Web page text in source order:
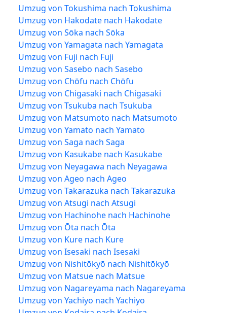
Umzug von Tokushima nach Tokushima
Umzug von Hakodate nach Hakodate
Umzug von Sōka nach Sōka
Umzug von Yamagata nach Yamagata
Umzug von Fuji nach Fuji
Umzug von Sasebo nach Sasebo
Umzug von Chōfu nach Chōfu
Umzug von Chigasaki nach Chigasaki
Umzug von Tsukuba nach Tsukuba
Umzug von Matsumoto nach Matsumoto
Umzug von Yamato nach Yamato
Umzug von Saga nach Saga
Umzug von Kasukabe nach Kasukabe
Umzug von Neyagawa nach Neyagawa
Umzug von Ageo nach Ageo
Umzug von Takarazuka nach Takarazuka
Umzug von Atsugi nach Atsugi
Umzug von Hachinohe nach Hachinohe
Umzug von Ōta nach Ōta
Umzug von Kure nach Kure
Umzug von Isesaki nach Isesaki
Umzug von Nishitōkyō nach Nishitōkyō
Umzug von Matsue nach Matsue
Umzug von Nagareyama nach Nagareyama
Umzug von Yachiyo nach Yachiyo